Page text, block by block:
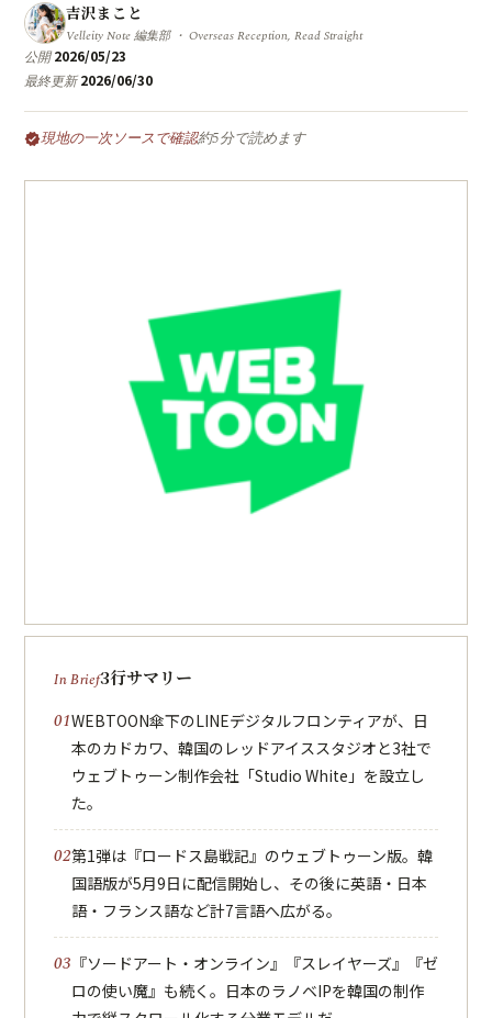
吉沢まこと
Velleity Note 編集部 ・ Overseas Reception, Read Straight
公開2026/05/23
最終更新2026/06/30
verified現地の一次ソースで確認約5分で読めます
3行サマリー
WEBTOON傘下のLINEデジタルフロンティアが、日
本のカドカワ、韓国のレッドアイススタジオと3社で
ウェブトゥーン制作会社「Studio White」を設立し
た。
第1弾は『ロードス島戦記』のウェブトゥーン版。韓
国語版が5月9日に配信開始し、その後に英語・日本
語・フランス語など計7言語へ広がる。
『ソードアート・オンライン』『スレイヤーズ』『ゼ
ロの使い魔』も続く。日本のラノベIPを韓国の制作